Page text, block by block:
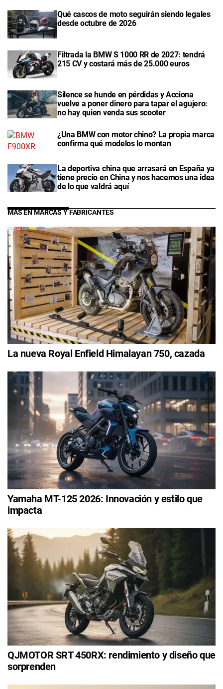
Qué cascos de moto seguirán siendo legales
desde octubre de 2026
Filtrada la BMW S 1000 RR de 2027: tendrá
215 CV y costará más de 25.000 euros
Silence se hunde en pérdidas y Acciona
vuelve a poner dinero para tapar el agujero:
no hay quien venda sus scooter
¿Una BMW con motor chino? La propia marca
confirma qué modelos lo montan
La deportiva china que arrasará en España ya
tiene precio en China y nos hacemos una idea
de lo que valdrá aquí
MÁS EN MARCAS Y FABRICANTES
La nueva Royal Enfield Himalayan 750, cazada
Yamaha MT-125 2026: Innovación y estilo que
impacta
QJMOTOR SRT 450RX: rendimiento y diseño que
sorprenden